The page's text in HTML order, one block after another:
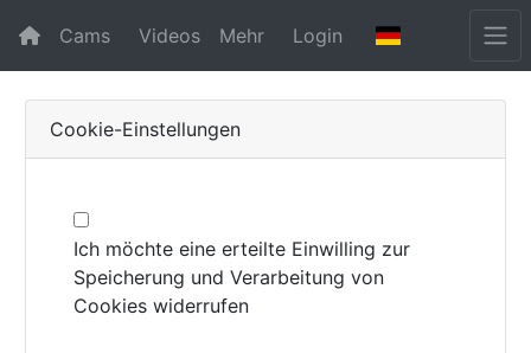
Cams Videos Mehr Login
Cookie-Einstellungen
Ich möchte eine erteilte Einwilling zur
Speicherung und Verarbeitung von
Cookies widerrufen